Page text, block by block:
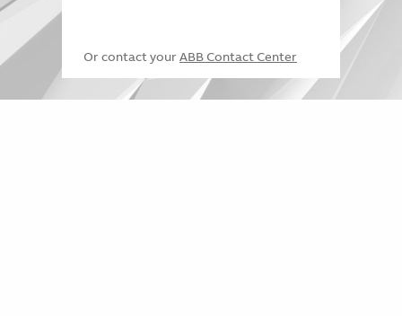
Or contact your ABB Contact Center